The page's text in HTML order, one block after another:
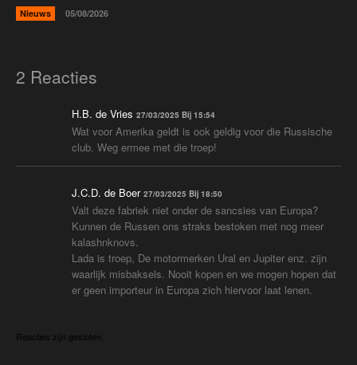
Nieuws 05/08/2026
2 Reacties
H.B. de Vries 27/03/2025 Bij 15:54
Wat voor Amerika geldt is ook geldig voor die Russische
club. Weg ermee met die troep!
J.C.D. de Boer 27/03/2025 Bij 18:50
Valt deze fabriek niet onder de sancsies van Europa?
Kunnen de Russen ons straks bestoken met nog meer
kalashnknovs.
Lada is troep, De motormerken Ural en Jupiter enz. zijn
waarlijk misbaksels. Nooit kopen en we mogen hopen dat
er geen importeur in Europa zich hiervoor laat lenen.
Reacties zijn gesloten.